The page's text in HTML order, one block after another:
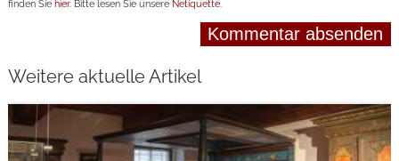
finden Sie hier. Bitte lesen Sie unsere Netiquette.
Weitere aktuelle Artikel
weiterlesen